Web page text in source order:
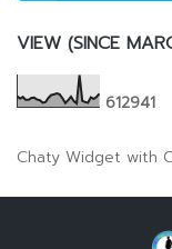
VIEW (SINCE
612941
Chaty Widget with